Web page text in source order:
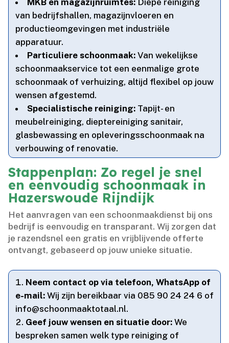
MKB en magazijnruimtes: Diepe reiniging
van bedrijfshallen, magazijnvloeren en
productieomgevingen met industriële
apparatuur.​
Particuliere schoonmaak: Van wekelijkse
schoonmaakservice tot een eenmalige grote
schoonmaak of verhuizing, altijd flexibel op jouw
wensen afgestemd.​
Specialistische reiniging: Tapijt- en
meubelreiniging, dieptereiniging sanitair,
glasbewassing en opleveringsschoonmaak na
verbouwing of renovatie.​
Stappenplan: Zo regel je snel
en eenvoudig schoonmaak in
Hazerswoude Rijndijk
Het aanvragen van een schoonmaakdienst bij ons
bedrijf is eenvoudig en transparant.​ Wij zorgen dat
je razendsnel een gratis en vrijblijvende offerte
ontvangt, gebaseerd op jouw unieke situatie.​
Neem contact op via telefoon, WhatsApp of
e-mail: Wij zijn bereikbaar via 085 90 24 24 6 of
info@schoonmaaktotaal.​nl.​
Geef jouw wensen en situatie door: We
bespreken samen welk type reiniging of